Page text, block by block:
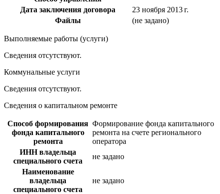
Дата заключения договора
23 ноября 2013 г.
Файлы
(не задано)
Выполняемые работы (услуги)
Сведения отсутствуют.
Коммунальные услуги
Сведения отсутствуют.
Сведения о капитальном ремонте
Способ формирования
фонда капитального
ремонта
Формирование фонда капитального
ремонта на счете регионального
оператора
ИНН владельца
специального счета
не задано
Наименование
владельца
специального счета
не задано